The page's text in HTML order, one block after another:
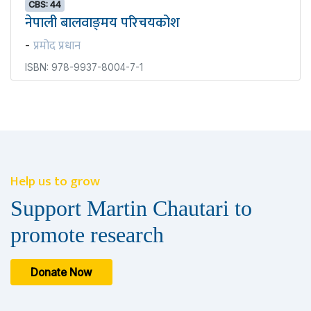
CBS: 44
नेपाली बालवाङ्‍मय परिचयकोश
- प्रमोद प्रधान
ISBN: 978-9937-8004-7-1
Help us to grow
Support Martin Chautari to
promote research
Donate Now